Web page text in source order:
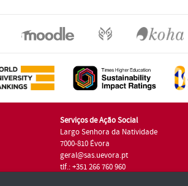
Serviços de Ação Social
Largo Senhora da Natividade
7000-810 Évora
geral@sas.uevora.pt
tlf.: +351 266 760 960